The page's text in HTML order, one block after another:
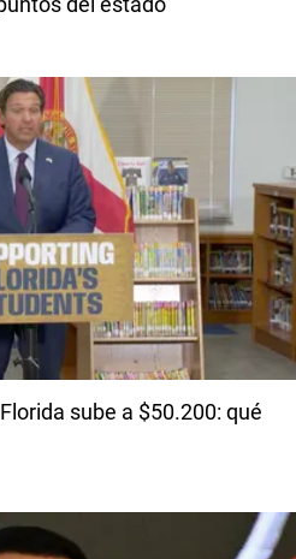
sube a $50.200: qué